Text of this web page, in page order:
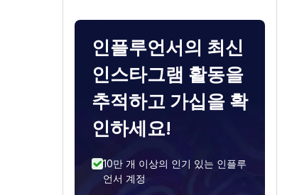
인플루언서의 최신
인스타그램 활동을
추적하고 가십을 확
인하세요!
10만 개 이상의 인기 있는 인플루
언서 계정